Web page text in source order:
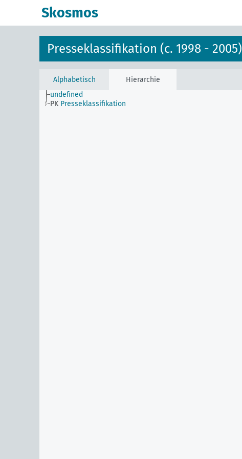
Skosmos
Presseklassifikation (c. 1998 - 2005)
Alphabetisch
Hierarchie
undefined
PK Presseklassifikation